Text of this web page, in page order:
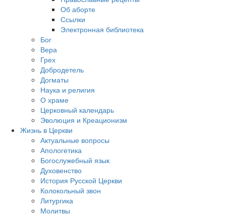
Об аборте
Ссылки
Электронная библиотека
Бог
Вера
Грех
Добродетель
Догматы
Наука и религия
О храме
Церковный календарь
Эволюция и Креационизм
Жизнь в Церкви
Актуальные вопросы
Апологетика
Богослужебный язык
Духовенство
История Русской Церкви
Колокольный звон
Литургика
Молитвы